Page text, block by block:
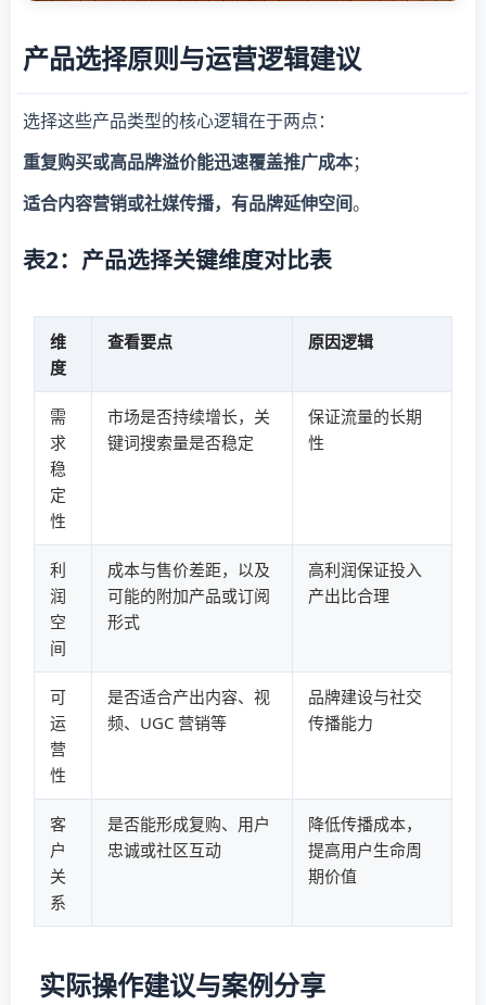
产品选择原则与运营逻辑建议
选择这些产品类型的核心逻辑在于两点：
重复购买或高品牌溢价能迅速覆盖推广成本；
适合内容营销或社媒传播，有品牌延伸空间。
表2：产品选择关键维度对比表
维
度
查看要点 原因逻辑
需
求
稳
定
性
市场是否持续增长，关
键词搜索量是否稳定
保证流量的长期
性
利
润
空
间
成本与售价差距，以及
可能的附加产品或订阅
形式
高利润保证投入
产出比合理
可
运
营
性
是否适合产出内容、视
频、UGC 营销等
品牌建设与社交
传播能力
客
户
关
系
是否能形成复购、用户
忠诚或社区互动
降低传播成本，
提高用户生命周
期价值
实际操作建议与案例分享